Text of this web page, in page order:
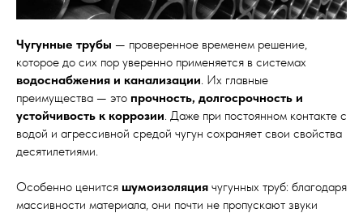
Чугунные трубы — проверенное временем решение,
которое до сих пор уверенно применяется в системах
водоснабжения и канализации. Их главные
преимущества — это прочность, долгосрочность и
устойчивость к коррозии. Даже при постоянном контакте с
водой и агрессивной средой чугун сохраняет свои свойства
десятилетиями.
Особенно ценится шумоизоляция чугунных труб: благодаря
массивности материала, они почти не пропускают звуки